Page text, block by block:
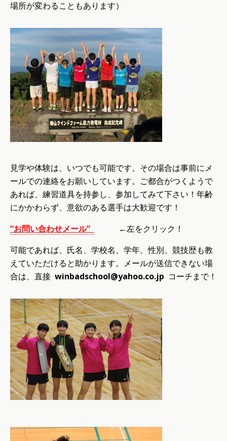
場所が変わることもあります）
見学や体験は、いつでも可能です。その場合は事前にメ
ールでの連絡をお願いしています。ご都合がつくようで
あれば、練習道具を持参し、参加してみて下さい！年齢
にかかわらず、意欲のある選手は大歓迎です！
“お問い合わせメール”
←左をクリック！
可能であれば、氏名、学校名、学年、性別、競技歴も教
えていただけると助かります。メールが送信できない場
合は、直接 winbadschool@yahoo.co.jp コーチまで！